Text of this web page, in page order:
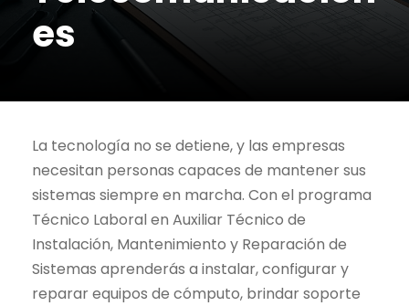
es
La tecnología no se detiene, y las empresas
necesitan personas capaces de mantener sus
sistemas siempre en marcha. Con el programa
Técnico Laboral en Auxiliar Técnico de
Instalación, Mantenimiento y Reparación de
Sistemas aprenderás a instalar, configurar y
reparar equipos de cómputo, brindar soporte